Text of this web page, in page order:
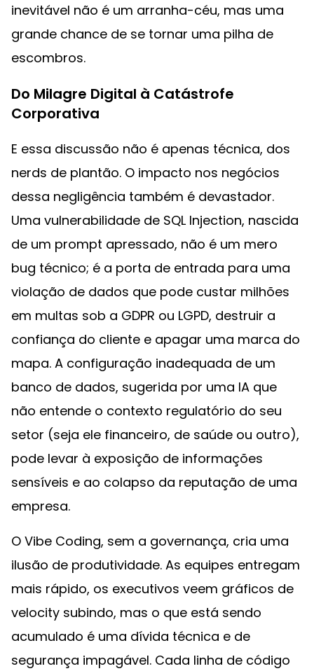
inevitável não é um arranha-céu, mas uma
grande chance de se tornar uma pilha de
escombros.
Do Milagre Digital à Catástrofe
Corporativa
E essa discussão não é apenas técnica, dos
nerds de plantão. O impacto nos negócios
dessa negligência também é devastador.
Uma vulnerabilidade de SQL Injection, nascida
de um prompt apressado, não é um mero
bug técnico; é a porta de entrada para uma
violação de dados que pode custar milhões
em multas sob a GDPR ou LGPD, destruir a
confiança do cliente e apagar uma marca do
mapa. A configuração inadequada de um
banco de dados, sugerida por uma IA que
não entende o contexto regulatório do seu
setor (seja ele financeiro, de saúde ou outro),
pode levar à exposição de informações
sensíveis e ao colapso da reputação de uma
empresa.
O Vibe Coding, sem a governança, cria uma
ilusão de produtividade. As equipes entregam
mais rápido, os executivos veem gráficos de
velocity subindo, mas o que está sendo
acumulado é uma dívida técnica e de
segurança impagável. Cada linha de código